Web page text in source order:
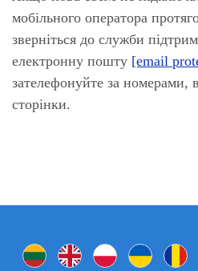
мобільного оператора
зверніться до служби
електронну пошту [email
зателефонуйте за номерами,
сторінки.